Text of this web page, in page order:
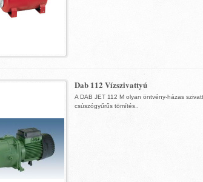
Dab 112 Vízszivattyú
A DAB JET 112 M olyan öntvény-házas
csúszógyűrűs tömítés..